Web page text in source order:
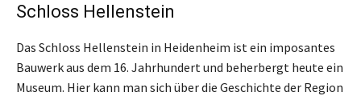
Schloss Hellenstein
Das Schloss Hellenstein in Heidenheim ist ein imposantes
Bauwerk aus dem 16. Jahrhundert und beherbergt heute ein
Museum. Hier kann man sich über die Geschichte der Region